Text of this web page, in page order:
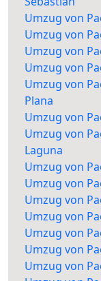
Umzug von
Umzug von
Umzug von
Umzug von
Umzug von
Plana
Umzug von
Umzug von
Laguna
Umzug von
Umzug von
Umzug von
Umzug von
Umzug von
Umzug von
Umzug von